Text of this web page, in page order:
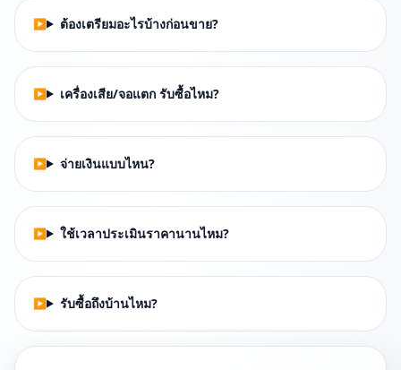
ต้องเตรียมอะไรบ้างก่อนขาย?
เครื่องเสีย/จอแตก รับซื้อไหม?
จ่ายเงินแบบไหน?
ใช้เวลาประเมินราคานานไหม?
รับซื้อถึงบ้านไหม?